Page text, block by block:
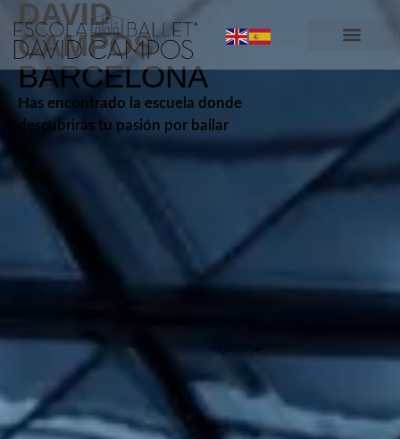
DAVID
CAMPOS
BARCELONA
Has encontrado la escuela donde
descubrirás tu pasión por bailar